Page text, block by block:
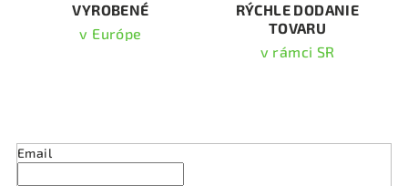
VYROBENÉ
v Európe
RÝCHLE DODANIE
TOVARU
v rámci SR
Email